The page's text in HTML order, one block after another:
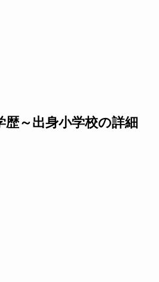
～出身小学校の詳細